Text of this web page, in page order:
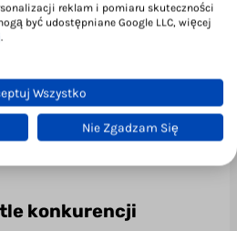
graficznym na 2024 rok
grafika do swojego
konkurencji
reklam i pomiaru skuteczności
być udostępniane Google LLC, więcej
.
Wszystko
Nie Zgadzam Się